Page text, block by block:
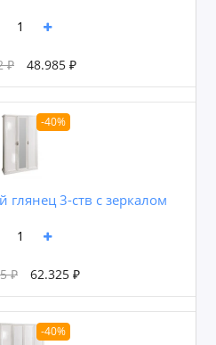
₽ 48.985 ₽
-40%
3-ств с зеркалом
₽ 62.325 ₽
-40%